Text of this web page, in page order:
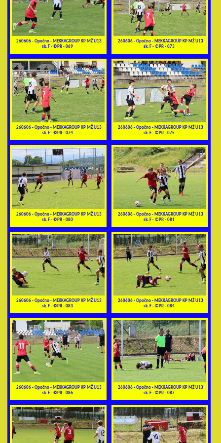
260606 - Opočno - MEKKAGROUP KP MŽ U13
sk. F - ©PR - 069
260606 - Opočno - MEKKAGROUP KP MŽ U13
sk. F - ©PR - 073
260606 - Opočno - MEKKAGROUP KP MŽ U13
sk. F - ©PR - 074
260606 - Opočno - MEKKAGROUP KP MŽ U13
sk. F - ©PR - 075
260606 - Opočno - MEKKAGROUP KP MŽ U13
sk. F - ©PR - 080
260606 - Opočno - MEKKAGROUP KP MŽ U13
sk. F - ©PR - 081
260606 - Opočno - MEKKAGROUP KP MŽ U13
sk. F - ©PR - 083
260606 - Opočno - MEKKAGROUP KP MŽ U13
sk. F - ©PR - 084
260606 - Opočno - MEKKAGROUP KP MŽ U13
sk. F - ©PR - 086
260606 - Opočno - MEKKAGROUP KP MŽ U13
sk. F - ©PR - 087